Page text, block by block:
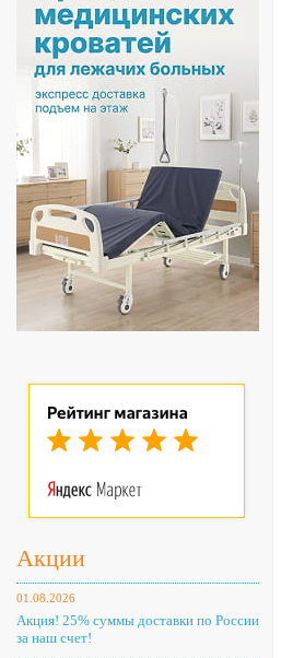
Акции
01.08.2026
Акция! 25% суммы доставки по России
за наш счет!